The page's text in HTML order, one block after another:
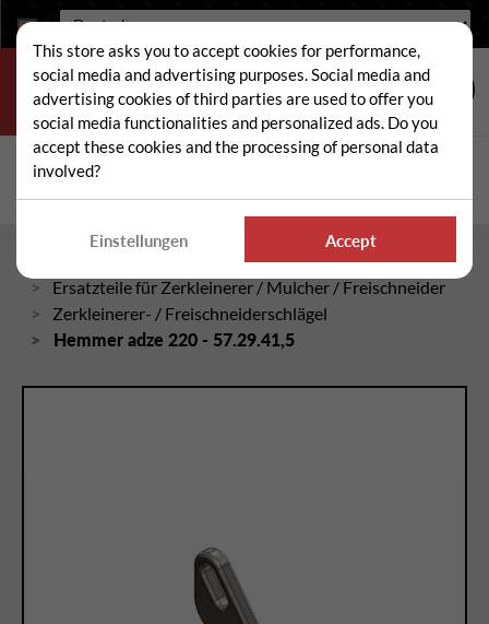
Sprache:
Suche
Ersatzteile für Zerkleinerer / Mulcher / Freischneider
Zerkleinerer- / Freischneiderschlägel
Hemmer adze 220 - 57.29.41,5
This store asks you to accept cookies for performance,
social media and advertising purposes. Social media and
advertising cookies of third parties are used to offer you
social media functionalities and personalized ads. Do you
accept these cookies and the processing of personal data
involved?
Einstellungen Accept